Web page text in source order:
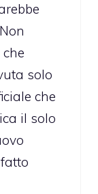
solo
che
il solo